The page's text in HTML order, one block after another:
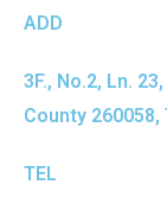
ADD
3F., No.2, Ln.
County 260058,
TEL